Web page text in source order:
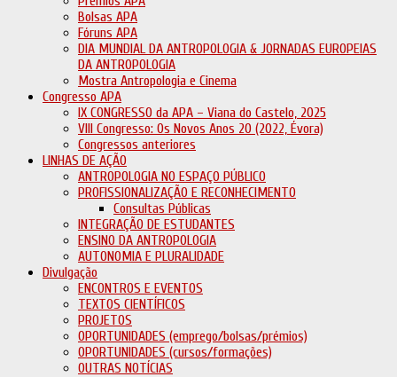
Bolsas APA
Fóruns APA
DIA MUNDIAL DA ANTROPOLOGIA & JORNADAS EUROPEIAS
DA ANTROPOLOGIA
Mostra Antropologia e Cinema
Congresso APA
IX CONGRESSO da APA – Viana do Castelo, 2025
VIII Congresso: Os Novos Anos 20 (2022, Évora)
Congressos anteriores
LINHAS DE AÇÃO
ANTROPOLOGIA NO ESPAÇO PÚBLICO
PROFISSIONALIZAÇÃO E RECONHECIMENTO
Consultas Públicas
INTEGRAÇÃO DE ESTUDANTES
ENSINO DA ANTROPOLOGIA
AUTONOMIA E PLURALIDADE
Divulgação
ENCONTROS E EVENTOS
TEXTOS CIENTÍFICOS
PROJETOS
OPORTUNIDADES (emprego/bolsas/prémios)
OPORTUNIDADES (cursos/formações)
OUTRAS NOTÍCIAS